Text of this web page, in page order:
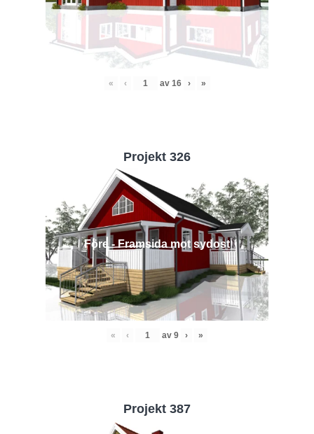
« ‹ av 16 › »
Projekt 326
Före - Framsida mot sydost
« ‹ av 9 › »
Projekt 387